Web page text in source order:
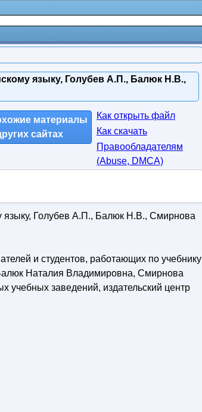
языку, Голубев А.П., Балюк Н.В.,
материалы
сайтах
Как открыть файл
Как скачать
Правообладателям
(Abuse, DMСA)
языку, Голубев А.П., Балюк Н.В., Смирнова
и студентов, работающих по учебнику
Наталия Владимировна, Смирнова
учебных заведений, издательский центр